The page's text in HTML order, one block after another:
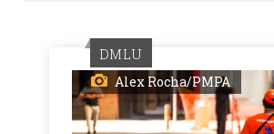
DMLU
Alex Rocha/PMPA